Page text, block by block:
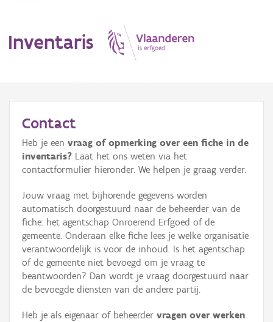
Inventaris
Erfgoedobject
Aanduidingsobject
Waarneming
Thema
Gebeurtenis
Persoon of collectief
Contact
Heb je een vraag of opmerking over een fiche in de
inventaris? Laat het ons weten via het
contactformulier hieronder. We helpen je graag verder.
Jouw vraag met bijhorende gegevens worden
automatisch doorgestuurd naar de beheerder van de
fiche: het agentschap Onroerend Erfgoed of de
gemeente. Onderaan elke fiche lees je welke organisatie
verantwoordelijk is voor de inhoud. Is het agentschap
of de gemeente niet bevoegd om je vraag te
beantwoorden? Dan wordt je vraag doorgestuurd naar
de bevoegde diensten van de andere partij.
Heb je als eigenaar of beheerder vragen over werken